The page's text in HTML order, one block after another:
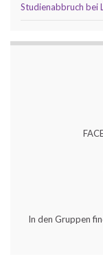
Studienabbruch bei
In den Gruppen